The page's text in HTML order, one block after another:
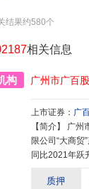
结果约580个
相关信息
构 广州市广百
上市证券： 广
【简介】
限公司“大商
同比2021年跃
商贸零售行业
质押